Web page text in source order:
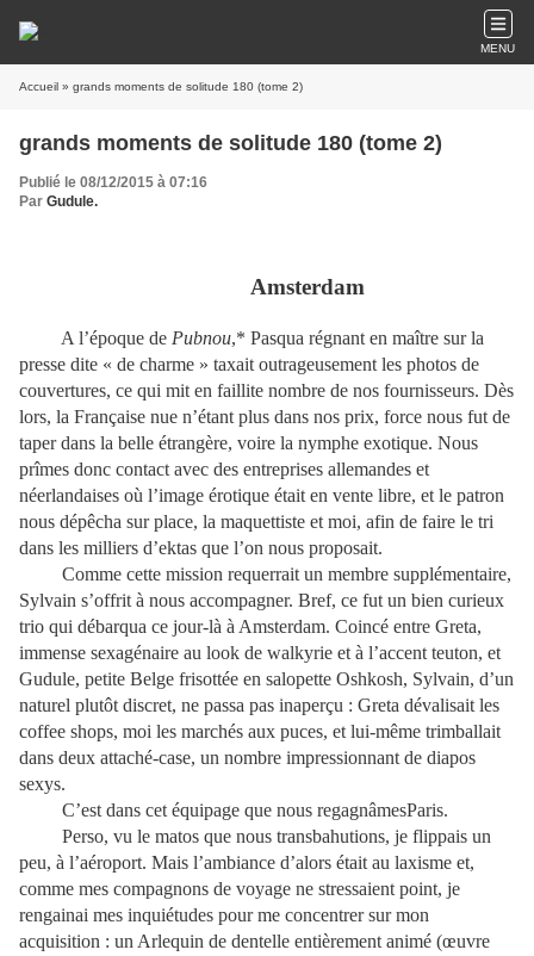
MENU
Accueil » grands moments de solitude 180 (tome 2)
grands moments de solitude 180 (tome 2)
Publié le 08/12/2015 à 07:16
Par Gudule.
Amsterdam
A l’époque de Pubnou,* Pasqua régnant en maître sur la
presse dite « de charme » taxait outrageusement les photos de
couvertures, ce qui mit en faillite nombre de nos fournisseurs. Dès
lors, la Française nue n’étant plus dans nos prix, force nous fut de
taper dans la belle étrangère, voire la nymphe exotique. Nous
prîmes donc contact avec des entreprises allemandes et
néerlandaises où l’image érotique était en vente libre, et le patron
nous dépêcha sur place, la maquettiste et moi, afin de faire le tri
dans les milliers d’ektas que l’on nous proposait.
Comme cette mission requerrait un membre supplémentaire,
Sylvain s’offrit à nous accompagner. Bref, ce fut un bien curieux
trio qui débarqua ce jour-là à Amsterdam. Coincé entre Greta,
immense sexagénaire au look de walkyrie et à l’accent teuton, et
Gudule, petite Belge frisottée en salopette Oshkosh, Sylvain, d’un
naturel plutôt discret, ne passa pas inaperçu : Greta dévalisait les
coffee shops, moi les marchés aux puces, et lui-même trimballait
dans deux attaché-case, un nombre impressionnant de diapos
sexys.
C’est dans cet équipage que nous regagnâmesParis.
Perso, vu le matos que nous transbahutions, je flippais un
peu, à l’aéroport. Mais l’ambiance d’alors était au laxisme et,
comme mes compagnons de voyage ne stressaient point, je
rengainai mes inquiétudes pour me concentrer sur mon
acquisition : un Arlequin de dentelle entièrement animé (œuvre